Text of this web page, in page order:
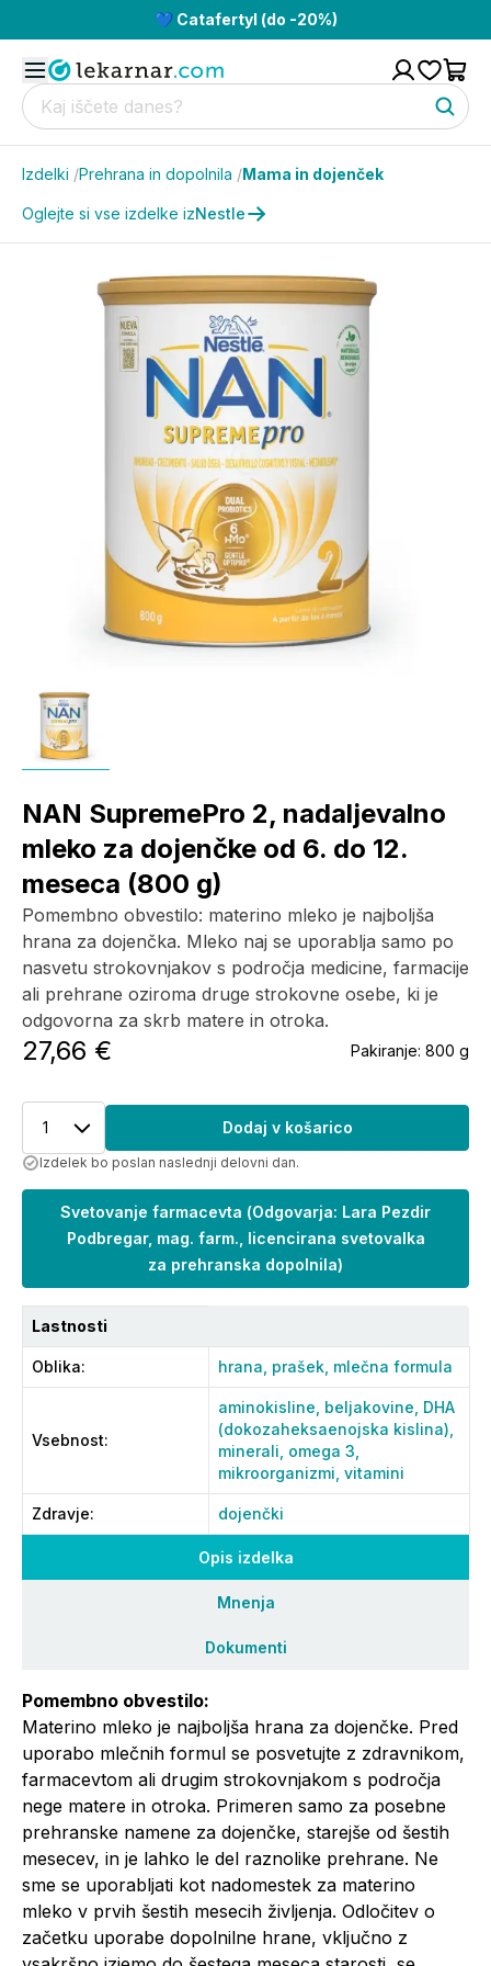
💙 Catafertyl (do -20%)
Izdelki /Prehrana in dopolnila /Mama in dojenček
Oglejte si vse izdelke izNestle
Opis izdelka
Mnenja
Dokumenti
Pomembno obvestilo:
Materino mleko je najboljša hrana za dojenčke. Pred
uporabo mlečnih formul se posvetujte z zdravnikom,
farmacevtom ali drugim strokovnjakom s področja
nege matere in otroka. Primeren samo za posebne
prehranske namene za dojenčke, starejše od šestih
mesecev, in je lahko le del raznolike prehrane. Ne
sme se uporabljati kot nadomestek za materino
mleko v prvih šestih mesecih življenja. Odločitev o
začetku uporabe dopolnilne hrane, vključno z
NAN SupremePro 2, nadaljevalno
mleko za dojenčke od 6. do 12.
meseca (800 g)
Pomembno obvestilo: materino mleko je najboljša
hrana za dojenčka. Mleko naj se uporablja samo po
nasvetu strokovnjakov s področja medicine, farmacije
ali prehrane oziroma druge strokovne osebe, ki je
odgovorna za skrb matere in otroka.
27,66 € Pakiranje: 800 g
1 Dodaj v košarico
Izdelek bo poslan naslednji delovni dan.
Svetovanje farmacevta (Odgovarja: Lara Pezdir
Podbregar, mag. farm., licencirana svetovalka
za prehranska dopolnila)
Lastnosti
Oblika: hrana, prašek, mlečna formula
Vsebnost:
aminokisline, beljakovine, DHA
(dokozaheksaenojska kislina),
minerali, omega 3,
mikroorganizmi, vitamini
Zdravje: dojenčki